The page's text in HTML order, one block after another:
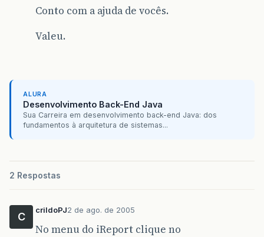
Conto com a ajuda de vocês.
Valeu.
ALURA
Desenvolvimento Back-End Java
Sua Carreira em desenvolvimento back-end Java: dos
fundamentos à arquitetura de sistemas...
2 Respostas
C
crildoPJ2 de ago. de 2005
No menu do iReport clique no